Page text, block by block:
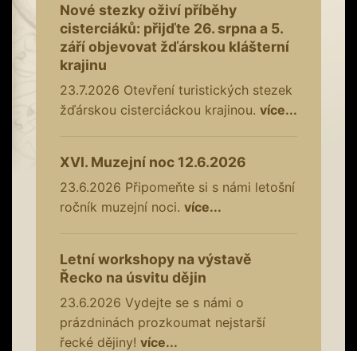
Nové stezky oživí příběhy
cisterciáků: přijďte 26. srpna a 5.
září objevovat žďárskou klášterní
krajinu
23.7.2026 Otevření turistických stezek
žďárskou cisterciáckou krajinou. více...
XVI. Muzejní noc 12.6.2026
23.6.2026 Připomeňte si s námi letošní
ročník muzejní noci. více...
Letní workshopy na výstavě
Řecko na úsvitu dějin
23.6.2026 Vydejte se s námi o
prázdninách prozkoumat nejstarší
řecké dějiny! více...